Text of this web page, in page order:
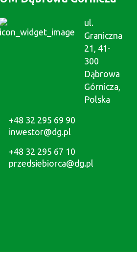
ul.
Graniczna
21, 41-
300
Dąbrowa
Górnicza,
Polska
+48 32 295 69 90
inwestor@dg.pl
+48 32 295 67 10
przedsiebiorca@dg.pl